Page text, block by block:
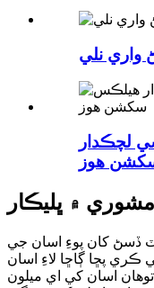
واري نلي
لچڪدار
هوز
۾ ڀليڪار
ڏسڻ کان پوءِ اسان جي
ڪري پڇا ڳاڇا لاءِ اسان
اسان کي اي ميلون